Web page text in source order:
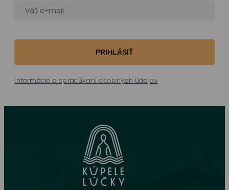
PRIHLÁSIŤ
Informácie o spracúvaní osobných údajov